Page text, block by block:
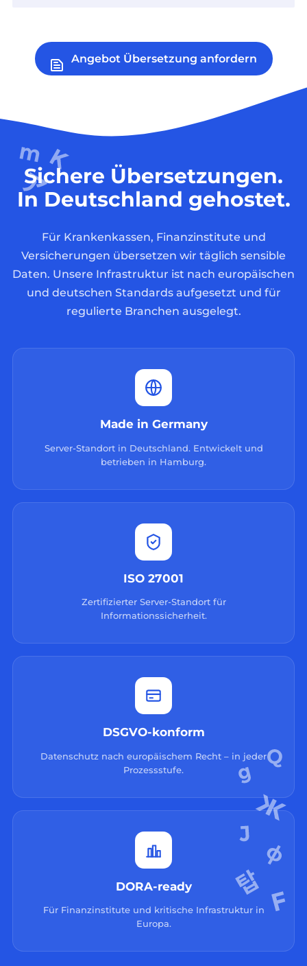
Angebot Übersetzung anfordern
Sichere Übersetzungen.
In Deutschland gehostet.
Für Krankenkassen, Finanzinstitute und
Versicherungen übersetzen wir täglich sensible
Daten. Unsere Infrastruktur ist nach europäischen
und deutschen Standards aufgesetzt und für
regulierte Branchen ausgelegt.
Made in Germany
Server-Standort in Deutschland. Entwickelt und
betrieben in Hamburg.
ISO 27001
Zertifizierter Server-Standort für
Informationssicherheit.
DSGVO-konform
Datenschutz nach europäischem Recht – in jeder
Prozessstufe.
DORA-ready
Für Finanzinstitute und kritische Infrastruktur in
Europa.